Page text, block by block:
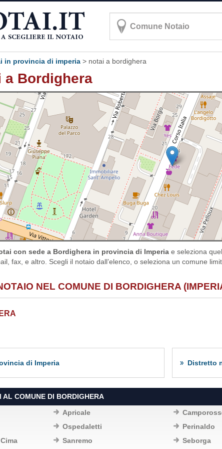
in provincia di imperia > notai a bordighera
a Bordighera
con sede a Bordighera in provincia di Imperia e seleziona
fax, e altro. Scegli il notaio dall’elenco, o seleziona un comune
NEL COMUNE DI BORDIGHERA
di Imperia Distretto
AL COMUNE DI BORDIGHERA
Apricale
Ospedaletti Perinaldo
Sanremo Seborga